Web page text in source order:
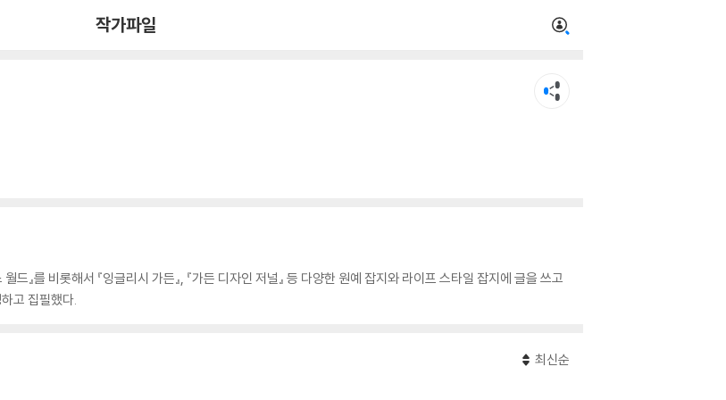
작가파일
드』를 비롯해서 『잉글리시 가든』, 『가든 디자인 저널』 등 다양한 원예 잡지와 라이프 스타일 잡지에 글을 쓰고
고 집필했다.
최신순